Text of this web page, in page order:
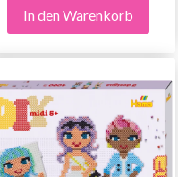
In den Warenkorb